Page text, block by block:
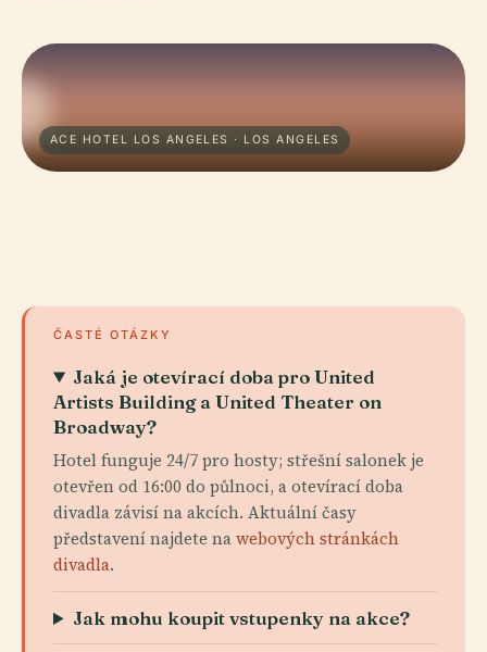
ACE HOTEL LOS ANGELES · LOS ANGELES
ČASTÉ OTÁZKY
Jaká je otevírací doba pro United
Artists Building a United Theater on
Broadway?
Hotel funguje 24/7 pro hosty; střešní salonek je
otevřen od 16:00 do půlnoci, a otevírací doba
divadla závisí na akcích. Aktuální časy
představení najdete nawebových stránkách
divadla.
Jak mohu koupit vstupenky na akce?